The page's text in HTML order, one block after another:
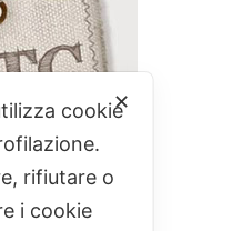
✕
cookie
rifiutare o
i cookie